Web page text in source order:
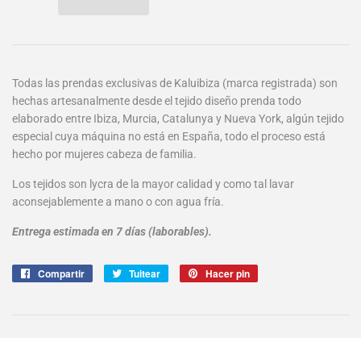
Todas las prendas exclusivas de Kaluibiza (marca registrada) son
hechas artesanalmente desde el tejido diseño prenda todo
elaborado entre Ibiza, Murcia, Catalunya y Nueva York, algún tejido
especial cuya máquina no está en España, todo el proceso está
hecho por mujeres cabeza de familia.
Los tejidos son lycra de la mayor calidad y como tal lavar
aconsejablemente a mano o con agua fría.
Entrega estimada en 7 días (laborables).
Compartir
CompartirTuitear
Tuitear Hacer pin